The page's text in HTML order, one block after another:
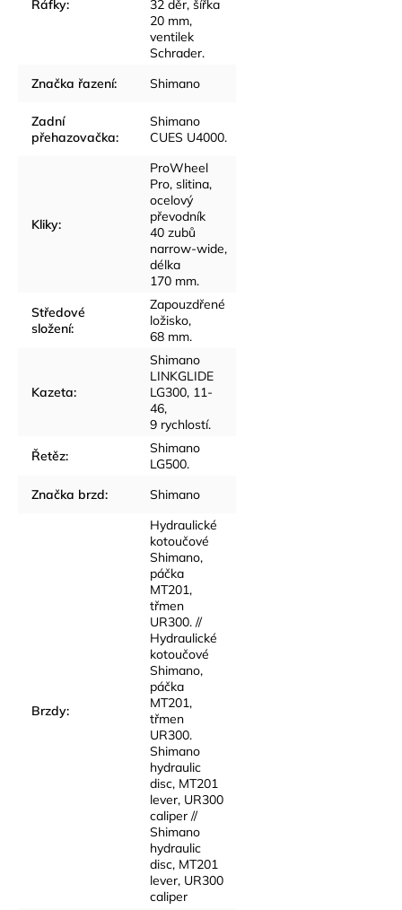
Ráfky:
32 děr, šířka
20 mm,
ventilek
Schrader.
Značka řazení: Shimano
Zadní
přehazovačka:
Shimano
CUES U4000.
Kliky:
ProWheel
Pro, slitina,
ocelový
převodník
40 zubů
narrow-wide,
délka
170 mm.
Středové
složení:
Zapouzdřené
ložisko,
68 mm.
Kazeta:
Shimano
LINKGLIDE
LG300, 11-
46,
9 rychlostí.
Řetěz:
Shimano
LG500.
Značka brzd: Shimano
Brzdy:
Hydraulické
kotoučové
Shimano,
páčka
MT201,
třmen
UR300. //
Hydraulické
kotoučové
Shimano,
páčka
MT201,
třmen
UR300.
Shimano
hydraulic
disc, MT201
lever, UR300
caliper //
Shimano
hydraulic
disc, MT201
lever, UR300
caliper